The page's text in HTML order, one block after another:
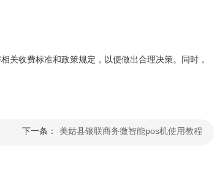
收费标准和政策规定，以便做出合理决策。同时，
下一条： 美姑县银联商务微智能pos机使用教程